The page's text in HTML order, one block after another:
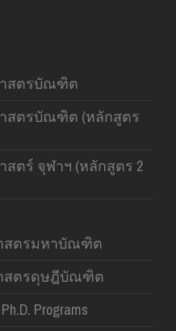
สตรบัณฑิต
สตรบัณฑิต (หลักสูตร
ตร์ จุฬาฯ (หลักสูตร 2
สตรมหาบัณฑิต
สตรดุษฎีบัณฑิต
Programs